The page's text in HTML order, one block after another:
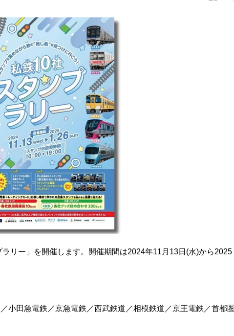
リー」を開催します。開催期間は2024年11月13日(水)から2025
小田急電鉄／京急電鉄／西武鉄道／相模鉄道／京王電鉄／首都圏